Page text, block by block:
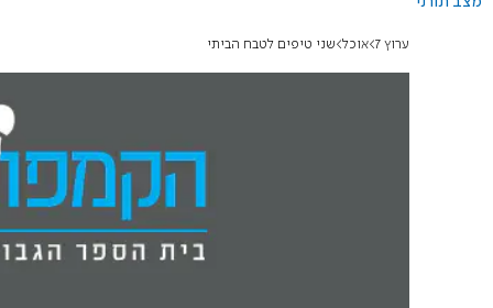
ערוץ 7 אוכל שני טיפים לטבח הביתי